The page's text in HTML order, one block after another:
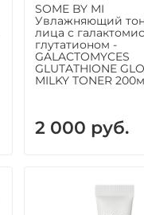
SOME BY MI
Увлажняющий
лица с
глутатионом -
GALACTOMYCES
GLUTATHIONE
MILKY TONER
2 000 руб.